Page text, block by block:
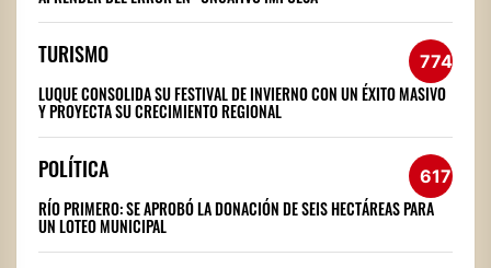
TURISMO 774
LUQUE CONSOLIDA SU FESTIVAL DE INVIERNO CON UN ÉXITO MASIVO
Y PROYECTA SU CRECIMIENTO REGIONAL
POLÍTICA 617
RÍO PRIMERO: SE APROBÓ LA DONACIÓN DE SEIS HECTÁREAS PARA
UN LOTEO MUNICIPAL